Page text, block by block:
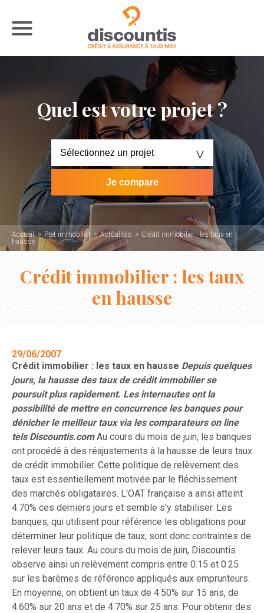
Quel est votre projet ?
Accueil Pret immobilier Actualités
Crédit immobilier : les taux en
hausse
Crédit immobilier : les taux
en hausse
29/06/2007
Crédit immobilier : les taux en hausse Depuis quelques
jours, la hausse des taux de crédit immobilier se
poursuit plus rapidement. Les internautes ont la
possibilité de mettre en concurrence les banques pour
dénicher le meilleur taux via les comparateurs on line
tels Discountis.comAu cours du mois de juin, les banques
ont procédé à des réajustements à la hausse de leurs taux
de crédit immobilier. Cette politique de relèvement des
taux est essentiellement motivée par le fléchissement
des marchés obligataires. L'OAT française a ainsi atteint
4.70% ces derniers jours et semble s'y stabiliser. Les
banques, qui utilisent pour référence les obligations pour
déterminer leur politique de taux, sont donc contraintes de
relever leurs taux. Au cours du mois de juin, Discountis
observe ainsi un relèvement compris entre 0.15 et 0.25
sur les barèmes de référence appliqués aux emprunteurs.
En moyenne, on obtient un taux de 4.50% sur 15 ans, de
4.60% sur 20 ans et de 4.70% sur 25 ans. Pour obtenir des